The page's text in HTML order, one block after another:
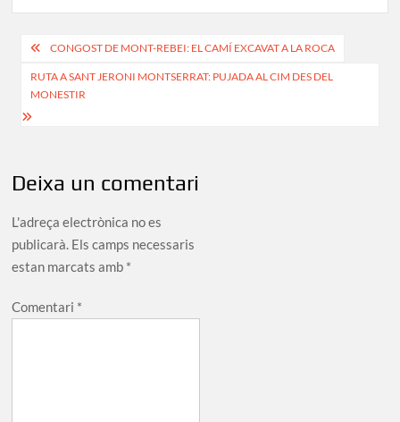
Navegació
d'entrades
CONGOST DE MONT-REBEI: EL CAMÍ EXCAVAT A LA ROCA
RUTA A SANT JERONI MONTSERRAT: PUJADA AL CIM DES DEL
MONESTIR
Deixa un comentari
L'adreça electrònica no es
publicarà. Els camps necessaris
estan marcats amb *
Comentari *